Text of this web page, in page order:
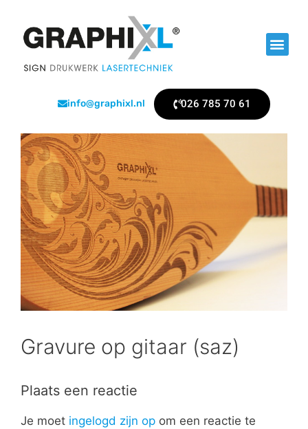
info@graphixl.nl 026 785 70 61
Gravure op gitaar (saz)
Plaats een reactie
Je moet ingelogd zijn op om een reactie te